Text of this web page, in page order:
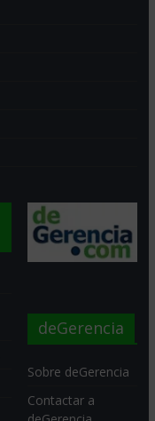
deGerencia
Sobre deGerencia
Contactar a